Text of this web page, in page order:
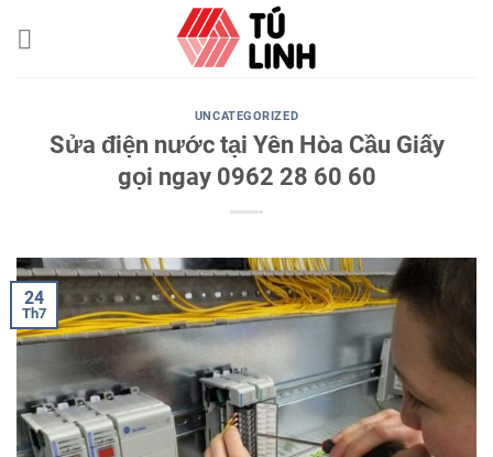
UNCATEGORIZED
Sửa điện nước tại Yên Hòa Cầu Giấy
gọi ngay 0962 28 60 60
24
Th7